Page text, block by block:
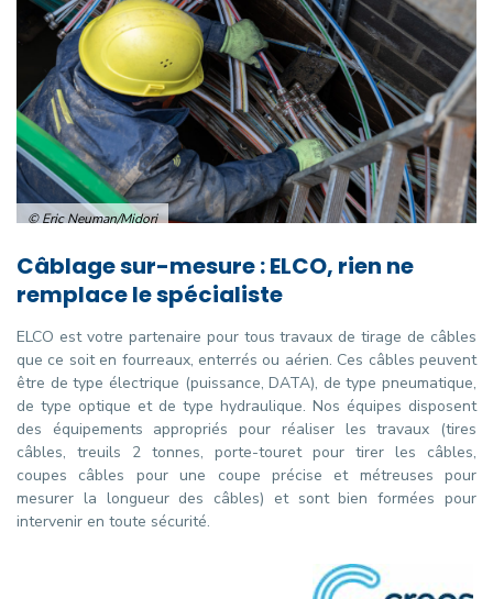
© Eric Neuman/Midori
Câblage sur-mesure : ELCO, rien ne
remplace le spécialiste
ELCO est votre partenaire pour tous travaux de tirage de câbles
que ce soit en fourreaux, enterrés ou aérien. Ces câbles peuvent
être de type électrique (puissance, DATA), de type pneumatique,
de type optique et de type hydraulique. Nos équipes disposent
des équipements appropriés pour réaliser les travaux (tires
câbles, treuils 2 tonnes, porte-touret pour tirer les câbles,
coupes câbles pour une coupe précise et métreuses pour
mesurer la longueur des câbles) et sont bien formées pour
intervenir en toute sécurité.